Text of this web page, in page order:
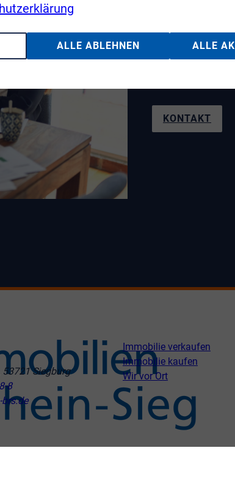
Wir
KONTAKT
Siegburg
8
Immobilie verkaufen
Immobilie kaufen
Wir vor Ort
ALLE ABLEHNEN ALLE